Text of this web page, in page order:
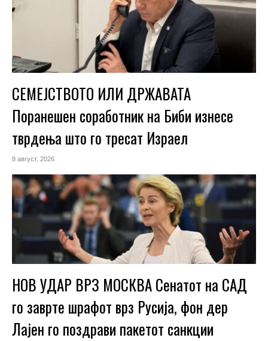
СЕМЕЈСТВОТО ИЛИ ДРЖАВАТА
Поранешен соработник на Биби изнесе
тврдења што го тресат Израел
8 август, 2026
НОВ УДАР ВРЗ МОСКВА Сенатот на САД
го заврте шрафот врз Русија, фон дер
Лајен го поздрави пакетот санкции